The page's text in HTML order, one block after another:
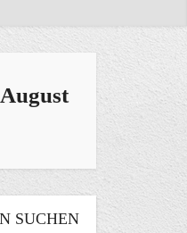
SUCHEN